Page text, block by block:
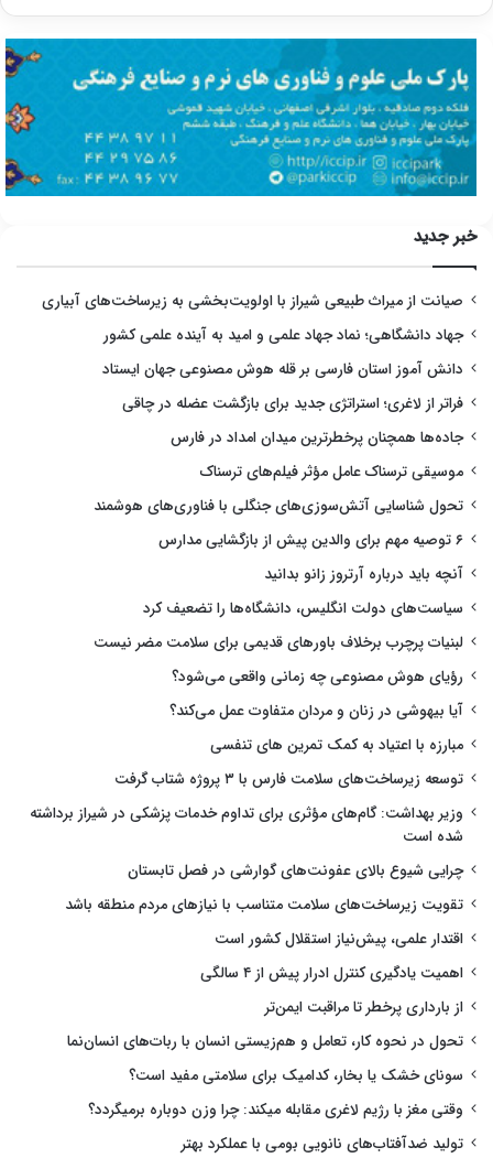
خبر جدید
صیانت از میراث طبیعی شیراز با اولویت‌بخشی به زیرساخت‌های آبیاری
جهاد دانشگاهی؛ نماد جهاد علمی و امید به آینده علمی کشور
دانش آموز استان فارسی بر قله هوش مصنوعی جهان ایستاد
فراتر از لاغری؛ استراتژی جدید برای بازگشت عضله در چاقی
جاده‌ها همچنان پرخطرترین میدان امداد در فارس
موسیقی ترسناک عامل مؤثر فیلم‌های ترسناک
تحول شناسایی آتش‌سوزی‌های جنگلی با فناوری‌های هوشمند
۶ توصیه مهم برای والدین پیش از بازگشایی مدارس
آنچه باید درباره آرتروز زانو بدانید
سیاست‌های دولت انگلیس، دانشگاه‌ها را تضعیف کرد
لبنیات پرچرب برخلاف باورهای قدیمی برای سلامت مضر نیست
رؤیای هوش مصنوعی چه زمانی واقعی می‌شود؟
آیا بیهوشی در زنان و مردان متفاوت عمل می‌کند؟
مبارزه با اعتیاد به کمک تمرین های تنفسی
توسعه زیرساخت‌های سلامت فارس با ۳ پروژه شتاب گرفت
وزیر بهداشت: گام‌های مؤثری برای تداوم خدمات پزشکی در شیراز برداشته
شده است
چرایی شیوع بالای عفونت‌های گوارشی در فصل تابستان
تقویت زیرساخت‌های سلامت متناسب با نیازهای مردم منطقه باشد
اقتدار علمی، پیش‌نیاز استقلال کشور است
اهمیت یادگیری کنترل ادرار پیش از ۴ سالگی
از بارداری پرخطر تا مراقبت ایمن‌تر
تحول در نحوه کار، تعامل و هم‌زیستی انسان با ربات‌های انسان‌نما
سونای خشک یا بخار، کدامیک برای سلامتی مفید است؟
وقتی مغز با رژیم لاغری مقابله میکند: چرا وزن دوباره برمیگردد؟
تولید ضدآفتاب‌های نانویی بومی با عملکرد بهتر